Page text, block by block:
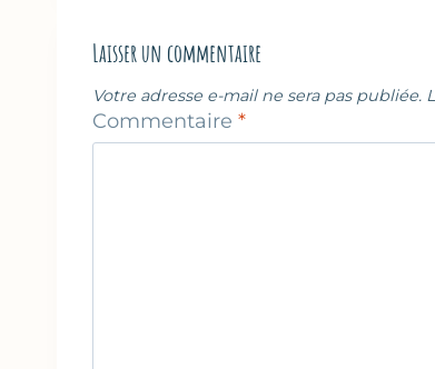
Laisser un commentaire
Votre adresse e-mail ne sera pas publiée.
Commentaire *